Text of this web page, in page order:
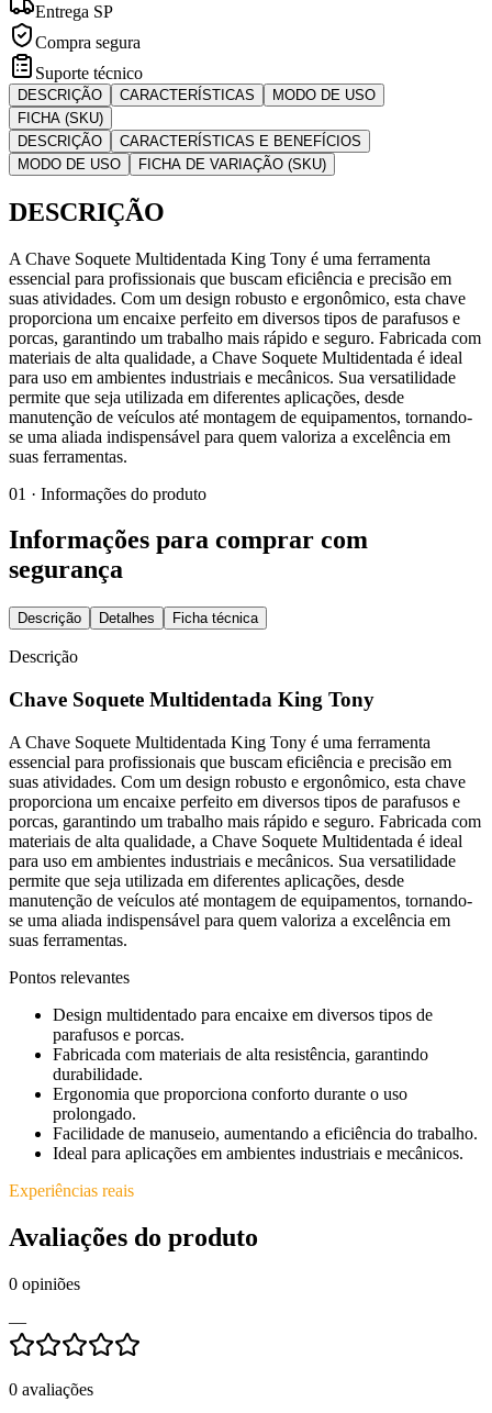
Entrega SP
Compra segura
Suporte técnico
DESCRIÇÃO CARACTERÍSTICAS
MODO DE USO
FICHA (SKU)
DESCRIÇÃO
CARACTERÍSTICAS E BENEFÍCIOS
MODO DE USO
FICHA DE VARIAÇÃO (SKU)
DESCRIÇÃO
A Chave Soquete Multidentada King Tony é uma ferramenta
essencial para profissionais que buscam eficiência e precisão em
suas atividades. Com um design robusto e ergonômico, esta chave
proporciona um encaixe perfeito em diversos tipos de parafusos e
porcas, garantindo um trabalho mais rápido e seguro. Fabricada com
materiais de alta qualidade, a Chave Soquete Multidentada é ideal
para uso em ambientes industriais e mecânicos. Sua versatilidade
permite que seja utilizada em diferentes aplicações, desde
manutenção de veículos até montagem de equipamentos, tornando-
se uma aliada indispensável para quem valoriza a excelência em
suas ferramentas.
01 · Informações do produto
Informações para comprar com
segurança
Descrição Detalhes Ficha técnica
Descrição
Chave Soquete Multidentada King Tony
A Chave Soquete Multidentada King Tony é uma ferramenta
essencial para profissionais que buscam eficiência e precisão em
suas atividades. Com um design robusto e ergonômico, esta chave
proporciona um encaixe perfeito em diversos tipos de parafusos e
porcas, garantindo um trabalho mais rápido e seguro. Fabricada com
materiais de alta qualidade, a Chave Soquete Multidentada é ideal
para uso em ambientes industriais e mecânicos. Sua versatilidade
permite que seja utilizada em diferentes aplicações, desde
manutenção de veículos até montagem de equipamentos, tornando-
se uma aliada indispensável para quem valoriza a excelência em
suas ferramentas.
Pontos relevantes
Design multidentado para encaixe em diversos tipos de
parafusos e porcas.
Fabricada com materiais de alta resistência, garantindo
durabilidade.
Ergonomia que proporciona conforto durante o uso
prolongado.
Facilidade de manuseio, aumentando a eficiência do trabalho.
Ideal para aplicações em ambientes industriais e mecânicos.
Experiências reais
Avaliações do produto
0 opiniões
—
0 avaliações